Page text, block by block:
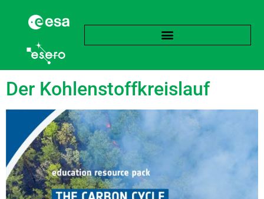
Schlagwort:Emission
Der Kohlenstoffkreislauf